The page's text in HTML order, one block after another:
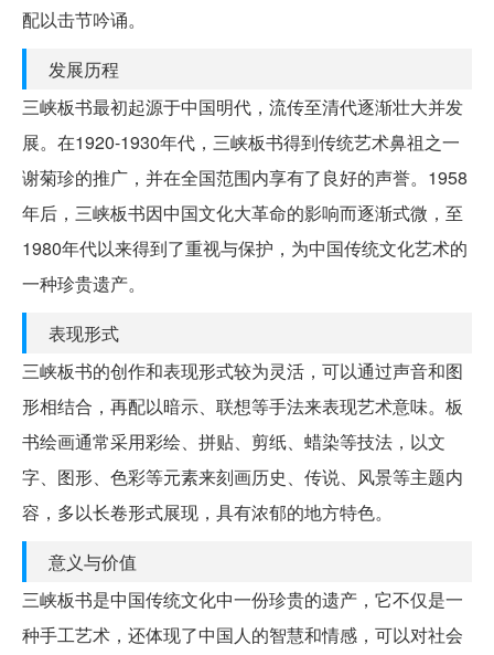
配以击节吟诵。
发展历程
三峡板书最初起源于中国明代，流传至清代逐渐壮大并发
展。在1920-1930年代，三峡板书得到传统艺术鼻祖之一
谢菊珍的推广，并在全国范围内享有了良好的声誉。1958
年后，三峡板书因中国文化大革命的影响而逐渐式微，至
1980年代以来得到了重视与保护，为中国传统文化艺术的
一种珍贵遗产。
表现形式
三峡板书的创作和表现形式较为灵活，可以通过声音和图
形相结合，再配以暗示、联想等手法来表现艺术意味。板
书绘画通常采用彩绘、拼贴、剪纸、蜡染等技法，以文
字、图形、色彩等元素来刻画历史、传说、风景等主题内
容，多以长卷形式展现，具有浓郁的地方特色。
意义与价值
三峡板书是中国传统文化中一份珍贵的遗产，它不仅是一
种手工艺术，还体现了中国人的智慧和情感，可以对社会